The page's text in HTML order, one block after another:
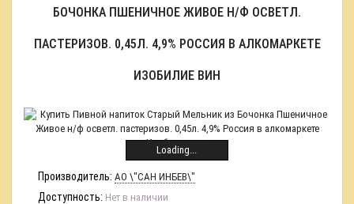
БОЧОНКА ПШЕНИЧНОЕ ЖИВОЕ Н/Ф ОСВЕТЛ.
ПАСТЕРИЗОВ. 0,45Л. 4,9% РОССИЯ В АЛКОМАРКЕТЕ
ИЗОБИЛИЕ ВИН
Loading...
Производитель: АО \"САН ИНБЕВ\"
Доступность: Нет в наличии